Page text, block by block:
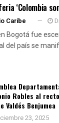
‘Colombia
Caribe
Bogotá fue
del país se
Robles al
Valdés Benjumea
23, 2025